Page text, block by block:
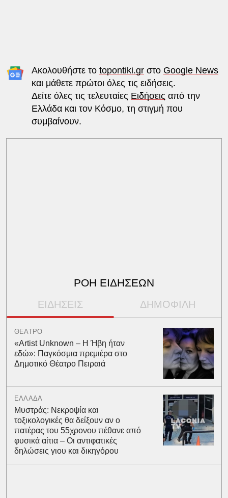
Ακολουθήστε το topontiki.grστο Google News
και μάθετε πρώτοι όλες τις ειδήσεις.
Δείτε όλες τις τελευταίες Ειδήσεις από την
Ελλάδα και τον Κόσμο, τη στιγμή που
συμβαίνουν.
ΡΟΗ ΕΙΔΗΣΕΩΝ
ΕΙΔΗΣΕΙΣ ΔΗΜΟΦΙΛΗ
ΘΕΑΤΡΟ
«Artist Unknown – Η Ήβη ήταν
εδώ»: Παγκόσμια πρεμιέρα στο
Δημοτικό Θέατρο Πειραιά
ΕΛΛΑΔΑ
Μυστράς: Νεκροψία και
τοξικολογικές θα δείξουν αν ο
πατέρας του 55χρονου πέθανε από
φυσικά αίτια – Οι αντιφατικές
δηλώσεις γιου και δικηγόρου